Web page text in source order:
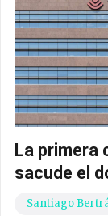
La primera
sacude el
Santiago